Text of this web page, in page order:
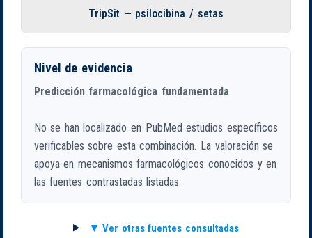
TripSit — psilocibina / setas
Nivel de evidencia
Predicción farmacológica fundamentada
No se han localizado en PubMed estudios específicos
verificables sobre esta combinación. La valoración se
apoya en mecanismos farmacológicos conocidos y en
las fuentes contrastadas listadas.
Ver otras fuentes consultadas